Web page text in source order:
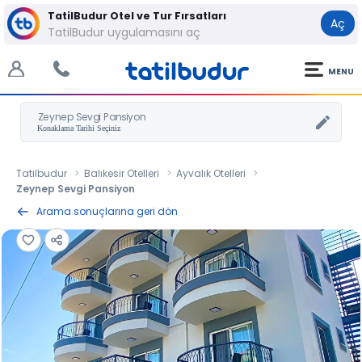
TatilBudur Otel ve Tur Fırsatları
TatilBudur uygulamasını aç
Aç
MENU
Zeynep Sevgi Pansiyon
Tatilbudur Balıkesir Otelleri
Ayvalık Otelleri
Zeynep Sevgi Pansiyon
Arama sonuçlarına geri dön